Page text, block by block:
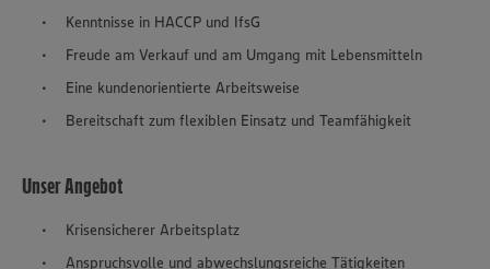
Kenntnisse in HACCP und IfsG
Freude am Verkauf und am Umgang mit Lebensmitteln
Eine kundenorientierte Arbeitsweise
Bereitschaft zum flexiblen Einsatz und Teamfähigkeit
Unser Angebot
Krisensicherer Arbeitsplatz
Anspruchsvolle und abwechslungsreiche Tätigkeiten